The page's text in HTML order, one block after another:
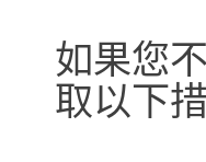
如果您
取以下